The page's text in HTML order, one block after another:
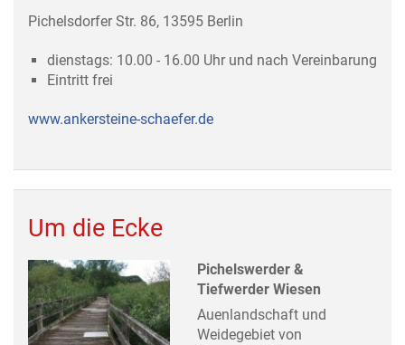
Pichelsdorfer Str. 86, 13595 Berlin
dienstags: 10.00 - 16.00 Uhr und nach Vereinbarung
Eintritt frei
www.ankersteine-schaefer.de
Um die Ecke
Pichelswerder &
Tiefwerder Wiesen
Auenlandschaft und
Weidegebiet von